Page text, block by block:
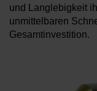
und Langlebigkeit
unmittelbaren
Gesamtinvestition.